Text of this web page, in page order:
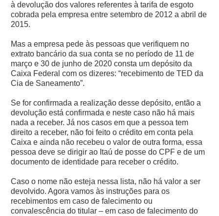
à devolução dos valores referentes à tarifa de esgoto
cobrada pela empresa entre setembro de 2012 a abril de
2015.
Mas a empresa pede às pessoas que verifiquem no
extrato bancário da sua conta se no período de 11 de
março e 30 de junho de 2020 consta um depósito da
Caixa Federal com os dizeres: “recebimento de TED da
Cia de Saneamento”.
Se for confirmada a realização desse depósito, então a
devolução está confirmada e neste caso não há mais
nada a receber. Já nos casos em que a pessoa tem
direito a receber, não foi feito o crédito em conta pela
Caixa e ainda não recebeu o valor de outra forma, essa
pessoa deve se dirigir ao Itaú de posse do CPF e de um
documento de identidade para receber o crédito.
Caso o nome não esteja nessa lista, não há valor a ser
devolvido. Agora vamos às instruções para os
recebimentos em caso de falecimento ou
convalescência do titular – em caso de falecimento do